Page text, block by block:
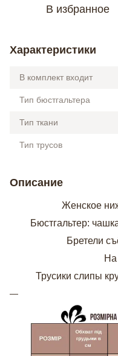
В избранное
Характеристики
В комплект входит
Тип бюстгальтера
Тип ткани
Тип трусов
Описание
Женское
Бюстгальтер:
Бретели
На
Трусики слипы